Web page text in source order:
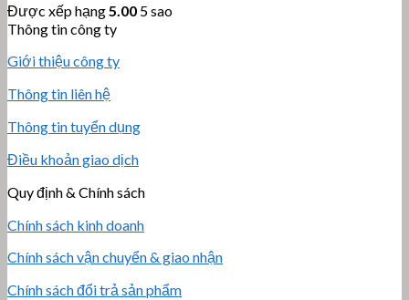
Được xếp hạng5.00 5 sao
Thông tin công ty
Giới thiệu công ty
Thông tin liên hệ
Thông tin tuyển dụng
Điều khoản giao dịch
Quy định & Chính sách
Chính sách kinh doanh
Chính sách vận chuyển & giao nhận
Chính sách đổi trả sản phẩm